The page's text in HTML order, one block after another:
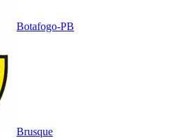
Botafogo-PB
Brusque